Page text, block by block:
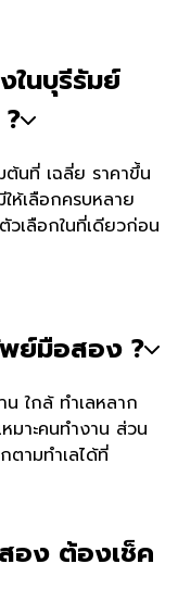
ในบุรีรัมย์
ต้นที่ เฉลี่ย ราคาขึ้น
ห้เลือกครบหลาย
วเลือกในที่เดียวก่อน
พย์มือสอง ?
ใกล้ ทำเลหลาก
มาะคนทำงาน ส่วน
ตามทำเลได้ที่
อง ต้องเช็ค